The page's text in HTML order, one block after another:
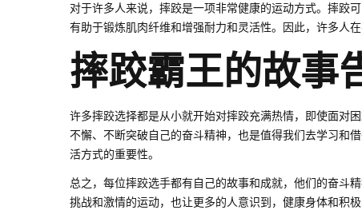
对于许多人来说，摔跤是一项非常健康的运动方式。摔跤
有助于锻炼肌肉纤维和增强耐力和灵活性。因此，许多人
摔跤霸王的故事
许多摔跤选择都是从小就开始对摔跤充满热情，即使面对
不懈、不断突破自己的奋斗精神，也是值得我们去学习和
活方式的重要性。
总之，每位摔跤选手都有自己的故事和成就，他们的奋斗
挑战和激情的运动，也让更多的人意识到，健康身体和积